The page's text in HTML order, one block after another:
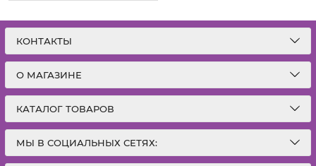
КОНТАКТЫ
О МАГАЗИНЕ
КАТАЛОГ ТОВАРОВ
МЫ В СОЦИАЛЬНЫХ СЕТЯХ: